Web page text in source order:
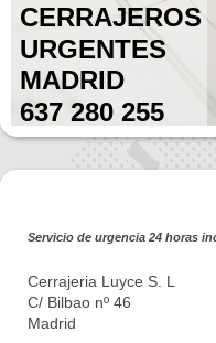
CERRAJEROS
URGENTES
MADRID
637 280 255
Servicio de urgencia 24 horas
Cerrajeria Luyce S. L
C/ Bilbao nº 46
Madrid